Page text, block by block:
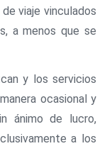
viaje vinculados
a menos que se
y los servicios
ocasional y
ánimo de lucro,
a los